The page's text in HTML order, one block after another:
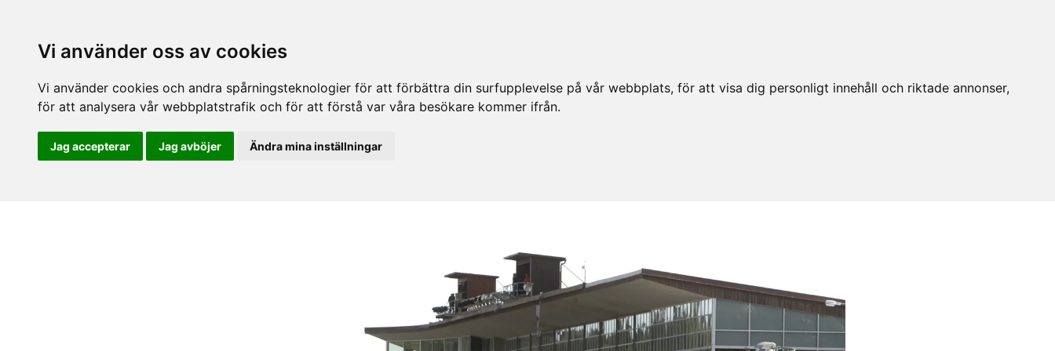
Vi använder oss av cookies
Vi använder cookies och andra spårningsteknologier för att förbättra din surfupplevelse på vår webbplats, för att visa dig personligt innehåll och riktade annonser,
för att analysera vår webbplatstrafik och för att förstå var våra besökare kommer ifrån.
Jag accepterar Jag avböjer Ändra mina inställningar